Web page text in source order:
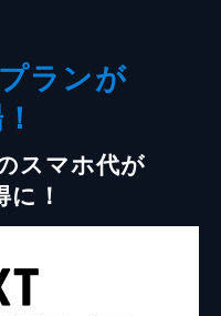
ランが
スマホ代が
！